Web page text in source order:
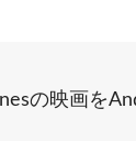
の映画を